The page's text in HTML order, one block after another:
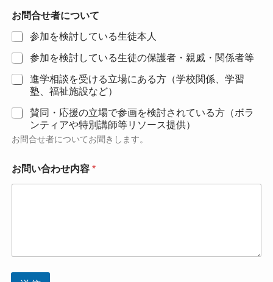
ル
ス
お問合せ者について
参加を検討している生徒本人
参加を検討している生徒の保護者・親戚・関係者等
進学相談を受ける立場にある方（学校関係、学習
塾、福祉施設など）
賛同・応援の立場で参画を検討されている方（ボラ
ンティアや特別講師等リソース提供）
お問合せ者についてお聞きします。
お問い合わせ内容 *